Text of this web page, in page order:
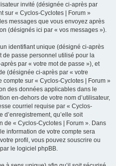
invité (désignée ci-après par
sur « Cyclos-Cyclotes | Forum »
messages que vous envoyez après
(désignés ici par « vos messages »).
identifiant unique (désigné ci-après
de passe personnel utilisé pour la
par « votre mot de passe »), et
(désignée ci-après par « votre
sur « Cyclos-Cyclotes | Forum »
des données applicables dans le
en-dehors de votre nom d’utilisateur,
courriel requise par « Cyclos-
qu’elle soit
de « Cyclos-Cyclotes | Forum ». Dans
information de votre compte sera
profil, vous pouvez souscrire ou
le logiciel phpBB.